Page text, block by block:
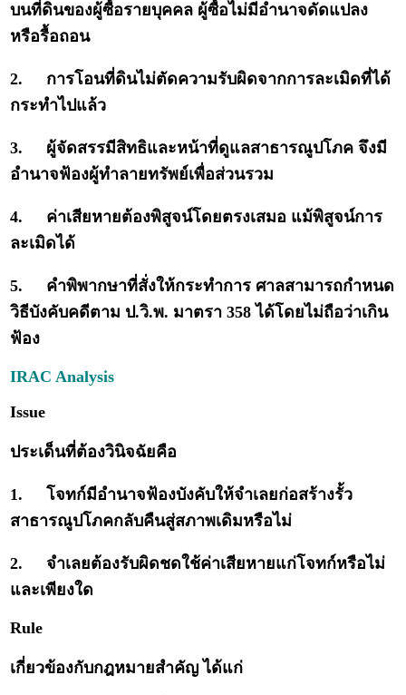
บนที่ดินของผู้ซื้อรายบุคคล ผู้ซื้อไม่มีอำนาจดัดแปลง
หรือรื้อถอน
2.
การโอนที่ดินไม่ตัดความรับผิดจากการละเมิดที่ได้
กระทำไปแล้ว
3.
ผู้จัดสรรมีสิทธิและหน้าที่ดูแลสาธารณูปโภค จึงมี
อำนาจฟ้องผู้ทำลายทรัพย์เพื่อส่วนรวม
4.
ค่าเสียหายต้องพิสูจน์โดยตรงเสมอ แม้พิสูจน์การ
ละเมิดได้
5.
คำพิพากษาที่สั่งให้กระทำการ ศาลสามารถกำหนด
วิธีบังคับคดีตาม ป.วิ.พ. มาตรา 358 ได้โดยไม่ถือว่าเกิน
ฟ้อง
IRAC Analysis
Issue
ประเด็นที่ต้องวินิจฉัยคือ
1.
โจทก์มีอำนาจฟ้องบังคับให้จำเลยก่อสร้างรั้ว
สาธารณูปโภคกลับคืนสู่สภาพเดิมหรือไม่
2.
จำเลยต้องรับผิดชดใช้ค่าเสียหายแก่โจทก์หรือไม่
และเพียงใด
Rule
เกี่ยวข้องกับกฎหมายสำคัญ ได้แก่